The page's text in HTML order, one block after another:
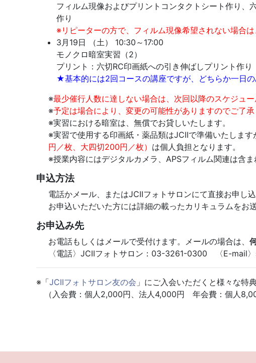
フィルム現像およびプリントコンタクトシート作り
作り
※リピーターの方で、フィルム現像希望されない場合は
3月19日 （土） 10:30～17:00
モノクロ暗室実習（2）
プリント：六切RC印画紙への引き伸ばしプリント作り
★基本的には2回コースの講座ですが、どちらか一日の
※最少催行人数に達しない場合は、次回以降のスケジュー
※予定は場合により、変更の可能性がありますのでご了承
※実習における暗室は、無償でお貸しいたします。
※実習で使用する印画紙・薬品類はJCIIで準備いたします
円／枚、大四切200円／枚） は個人負担となります。
※授業内容にはデジタルカメラ、APSフィルム関連は含ま
申込方法
電話かメール、またはJCIIフォトサロンにて直接お申し込
お申込いただいた方には詳細の載ったカリキュラムをお
お申込み先
お電話もしくはメールで受付けます。メールの場合は、
〈電話〉JCIIフォトサロン：03-3261-0300 〈E-mail
※「JCIIフォトサロン友の会 」にご入会いただくと様々な特
（入会費：個人2,000円、法人4,000円 年会費：個人